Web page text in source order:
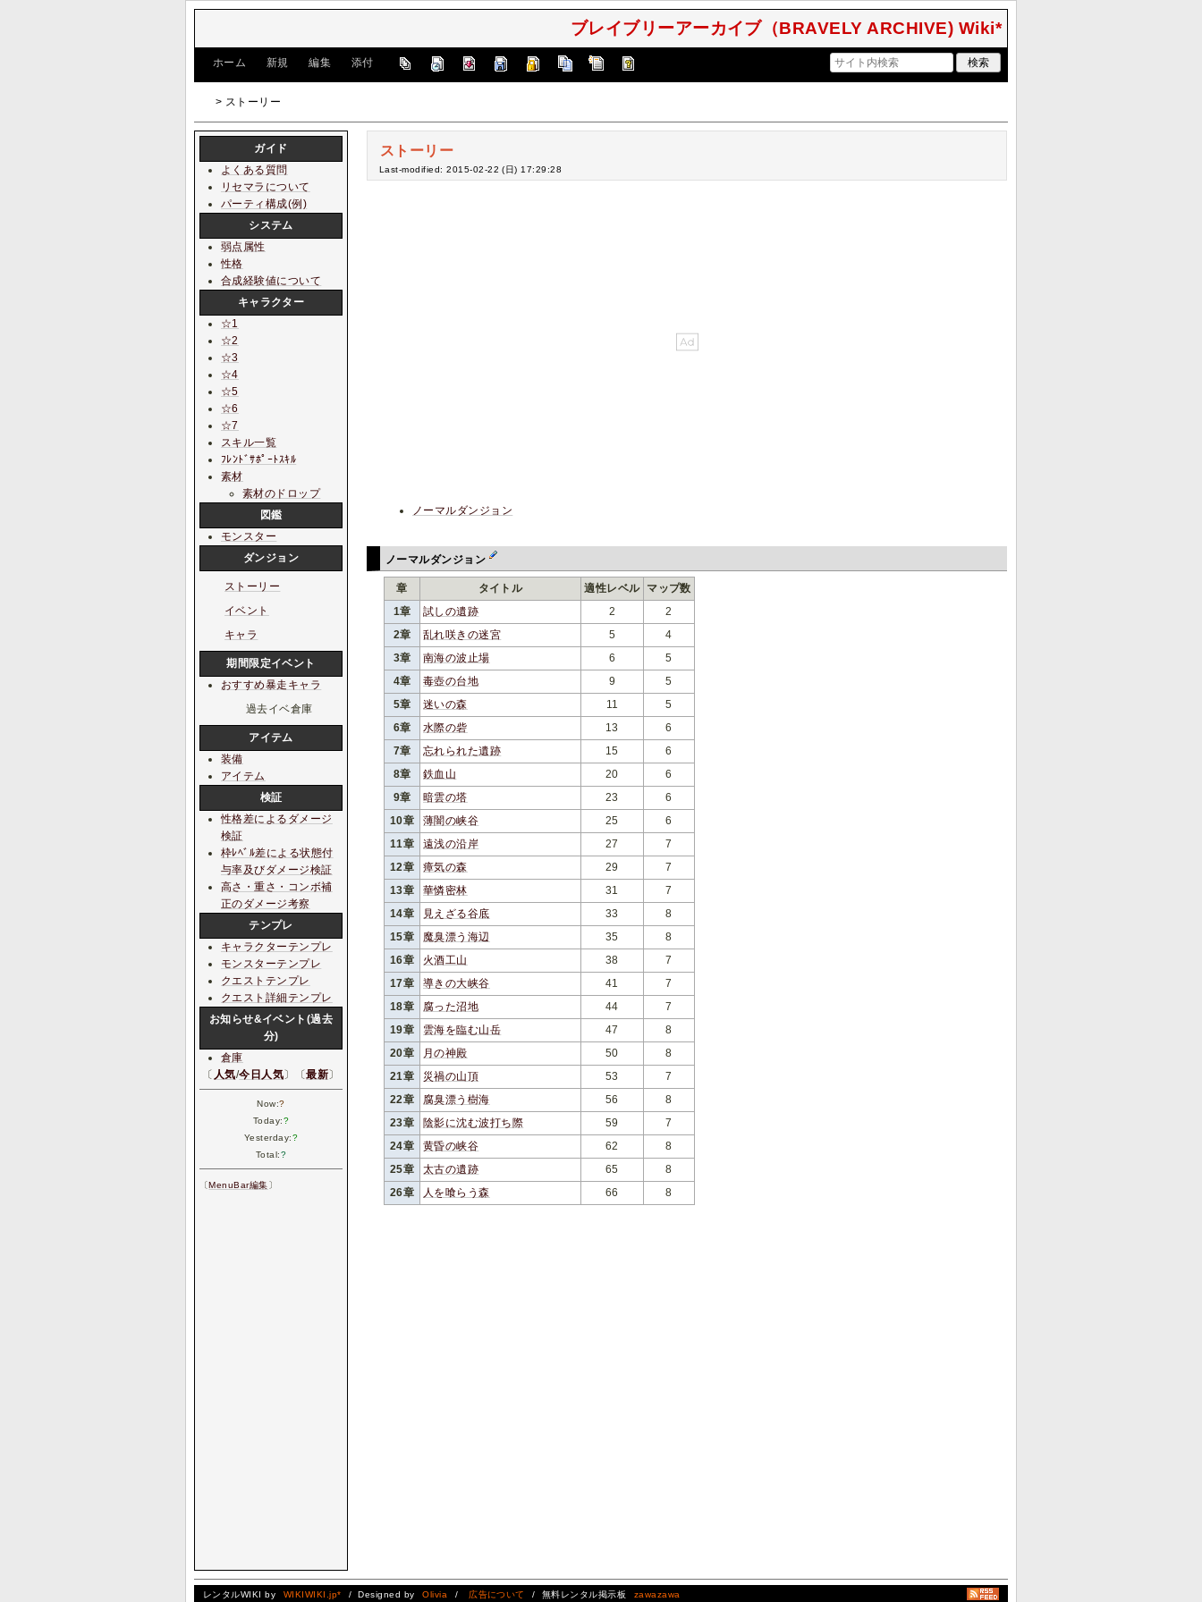
ブレイブリーアーカイブ（BRAVELY ARCHIVE) Wiki*
ホーム 新規 編集 添付
> ストーリー
ストーリー
Last-modified: 2015-02-22 (日) 17:29:28
ノーマルダンジョン
ノーマルダンジョン
章 タイトル 適性レベル マップ数
1章
試しの遺跡 2
2
2章
乱れ咲きの迷宮 5
4
3章
南海の波止場 6
5
4章
毒壺の台地 9
5
5章
迷いの森 11
5
6章
水際の砦 13
6
7章
忘れられた遺跡 15
6
8章
鉄血山 20
6
9章
暗雲の塔 23
6
10章
薄闇の峡谷 25
6
11章
遠浅の沿岸 27
7
12章
瘴気の森 29
7
13章
華憐密林 31
7
14章
見えざる谷底 33
8
15章
魔臭漂う海辺 35
8
16章
火酒工山 38
7
17章
導きの大峡谷 41
7
18章
腐った沼地 44
7
19章
雲海を臨む山岳 47
8
20章
月の神殿 50
8
21章
災禍の山頂 53
7
22章
腐臭漂う樹海 56
8
23章
陰影に沈む波打ち際 59
7
24章
黄昏の峡谷 62
8
25章
太古の遺跡 65
8
26章
人を喰らう森 66 8
ガイド
よくある質問
リセマラについて
パーティ構成(例)
システム
弱点属性
性格
合成経験値について
キャラクター
☆1
☆2
☆3
☆4
☆5
☆6
☆7
スキル一覧
ﾌﾚﾝﾄﾞｻﾎﾟｰﾄｽｷﾙ
素材
素材のドロップ
図鑑
モンスター
ダンジョン
ストーリー
イベント
キャラ
期間限定イベント
おすすめ暴走キャラ
過去イベ倉庫
アイテム
装備
アイテム
検証
性格差によるダメージ
検証
枠ﾚﾍﾞﾙ差による状態付
与率及びダメージ検証
高さ・重さ・コンボ補
正のダメージ考察
テンプレ
キャラクターテンプレ
モンスターテンプレ
クエストテンプレ
クエスト詳細テンプレ
お知らせ&イベント(過去
分)
倉庫
〔 人気/今日人気〕〔最新〕
Now:?
Today:?
Yesterday:?
Total:?
〔 MenuBar編集 〕
レンタルWIKI by WIKIWIKI.jp* / Designed by Olivia / 広告について / 無料レンタル掲示板 zawazawa